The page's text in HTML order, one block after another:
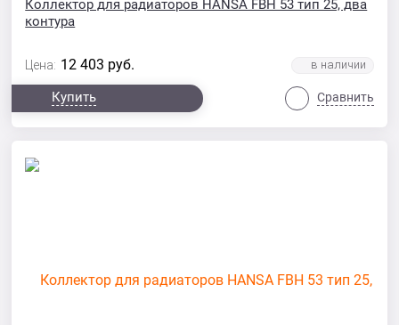
Коллектор для радиаторов HANSA FBH 53 тип 25, два
контура
Цена: 12 403 руб.
Купить Сравнить